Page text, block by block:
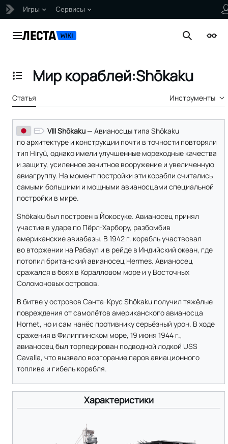
Игры Сервисы
Главное меню Поиск
Отобразить/Скрыть содержание
Мир кораблей:Shōkaku
Статья Инструменты
VIII Shōkaku— Авианосцы типа Shōkaku
по архитектуре и конструкции почти в точности повторяли
тип Hiryū, однако имели улучшенные мореходные качества
и защиту, усиленное зенитное вооружение и увеличенную
авиагруппу. На момент постройки эти корабли считались
самыми большими и мощными авианосцами специальной
постройки в мире.
Shōkaku был построен в Йокосуке. Авианосец принял
участие в ударе по Пёрл-Харбору, разбомбив
американские авиабазы. В 1942 г. корабль участвовал
во вторжении на Рабаул и в рейде в Индийский океан, где
потопил британский авианосец Hermes. Авианосец
сражался в боях в Коралловом море и у Восточных
Соломоновых островов.
В битве у островов Санта-Крус Shōkaku получил тяжёлые
повреждения от самолётов американского авианосца
Hornet, но и сам нанёс противнику серьёзный урон. В ходе
сражения в Филиппинском море, 19 июня 1944 г.,
авианосец был торпедирован подводной лодкой USS
Cavalla, что вызвало возгорание паров авиационного
топлива и гибель корабля.
Характеристики